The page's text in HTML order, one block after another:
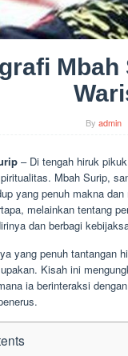
Mbah
By admin
– Di tengah hiruk
Mbah Surip,
yang penuh makna
melainkan tentang
dan berbagi
yang penuh tantangan
Kisah ini
ia berinteraksi